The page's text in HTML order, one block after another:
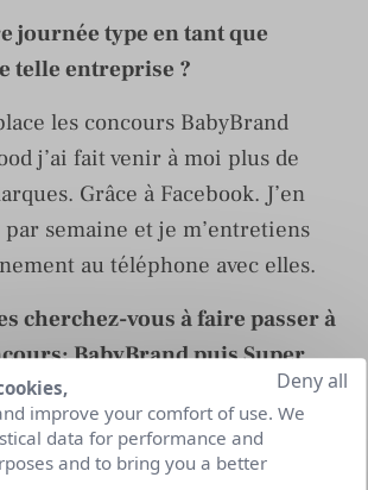
journée type en tant que
telle entreprise ?
les concours BabyBrand
j’ai fait venir à moi plus de
Grâce à Facebook. J’en
semaine et je m’entretiens
au téléphone avec elles.
cherchez-vous à faire passer à
BabyBrand puis Super
BabyBrand Food ?
expliquer le concept de ceux-
improve your comfort of use. We
data for performance and
and to bring you a better
Deny all